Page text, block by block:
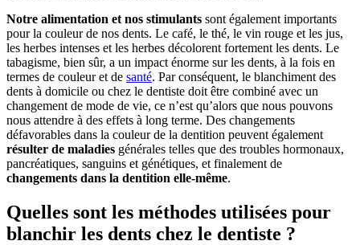
Notre alimentation et nos stimulants sont également importants
pour la couleur de nos dents. Le café, le thé, le vin rouge et les jus,
les herbes intenses et les herbes décolorent fortement les dents. Le
tabagisme, bien sûr, a un impact énorme sur les dents, à la fois en
termes de couleur et de santé. Par conséquent, le blanchiment des
dents à domicile ou chez le dentiste doit être combiné avec un
changement de mode de vie, ce n’est qu’alors que nous pouvons
nous attendre à des effets à long terme. Des changements
défavorables dans la couleur de la dentition peuvent également
résulter de maladies générales telles que des troubles hormonaux,
pancréatiques, sanguins et génétiques, et finalement de
changements dans la dentition elle-même.
Quelles sont les méthodes utilisées pour
blanchir les dents chez le dentiste ?